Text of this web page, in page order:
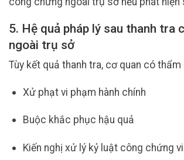
5. Hệ quả pháp lý sau thanh tra
ngoài trụ sở
Tùy kết quả thanh tra, cơ quan có thẩm
Xử phạt vi phạm hành chính
Buộc khắc phục hậu quả
Kiến nghị xử lý kỷ luật công chứng